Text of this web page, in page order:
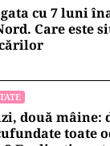
cu 7 luni
Care este
două mâine:
toate